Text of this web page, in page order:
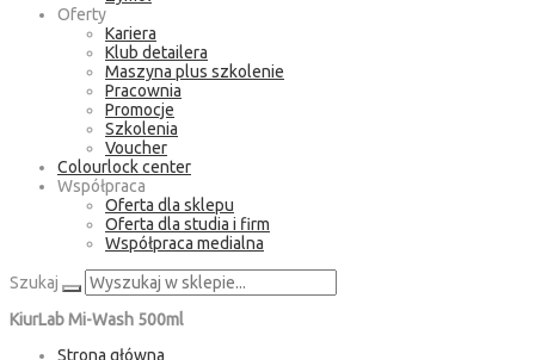
Oferty
Kariera
Klub detailera
Maszyna plus szkolenie
Pracownia
Promocje
Szkolenia
Voucher
Colourlock center
Współpraca
Oferta dla sklepu
Oferta dla studia i firm
Współpraca medialna
Szukaj
KiurLab Mi-Wash 500ml
Strona główna